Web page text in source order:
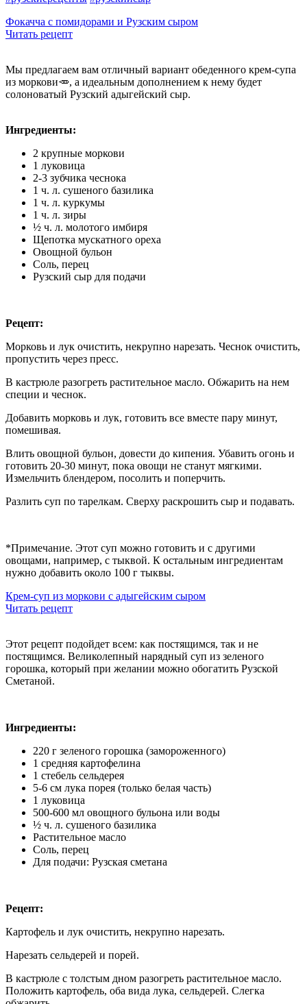
Фокачча с помидорами и Рузским сыром
Читать рецепт
Мы предлагаем вам отличный вариант обеденного крем-супа
из моркови🥕, а идеальным дополнением к нему будет
солоноватый Рузский адыгейский сыр.
Ингредиенты:
2 крупные моркови
1 луковица
2-3 зубчика чеснока
1 ч. л. сушеного базилика
1 ч. л. куркумы
1 ч. л. зиры
½ ч. л. молотого имбиря
Щепотка мускатного ореха
Овощной бульон
Соль, перец
Рузский сыр для подачи
Рецепт:
Морковь и лук очистить, некрупно нарезать. Чеснок очистить,
пропустить через пресс.
В кастрюле разогреть растительное масло. Обжарить на нем
специи и чеснок.
Добавить морковь и лук, готовить все вместе пару минут,
помешивая.
Влить овощной бульон, довести до кипения. Убавить огонь и
готовить 20-30 минут, пока овощи не станут мягкими.
Измельчить блендером, посолить и поперчить.
Разлить суп по тарелкам. Сверху раскрошить сыр и подавать.
*Примечание. Этот суп можно готовить и с другими
овощами, например, с тыквой. К остальным ингредиентам
нужно добавить около 100 г тыквы.
Крем-суп из моркови с адыгейским сыром
Читать рецепт
Этот рецепт подойдет всем: как постящимся, так и не
постящимся. Великолепный нарядный суп из зеленого
горошка, который при желании можно обогатить Рузской
Сметаной.
Ингредиенты:
220 г зеленого горошка (замороженного)
1 средняя картофелина
1 стебель сельдерея
5-6 см лука порея (только белая часть)
1 луковица
500-600 мл овощного бульона или воды
½ ч. л. сушеного базилика
Растительное масло
Соль, перец
Для подачи: Рузская сметана
Рецепт:
Картофель и лук очистить, некрупно нарезать.
Нарезать сельдерей и порей.
В кастрюле с толстым дном разогреть растительное масло.
Положить картофель, оба вида лука, сельдерей. Слегка